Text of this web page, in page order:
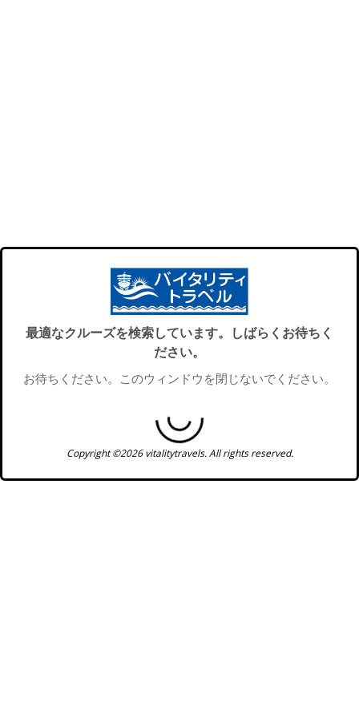
最適なクルーズを検索しています。しばらくお待ちく
ださい。
お待ちください。このウィンドウを閉じないでください。
Copyright ©2026 vitalitytravels. All rights reserved.